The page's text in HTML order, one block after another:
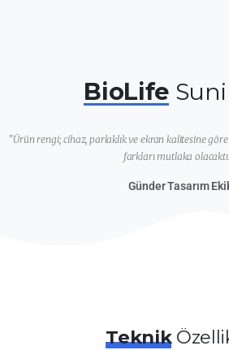
BioLifeSuni
"Ürün rengi; cihaz, parlaklık ve ekran kalitesine
farkları mutlaka
Günder Tasarım
Teknik